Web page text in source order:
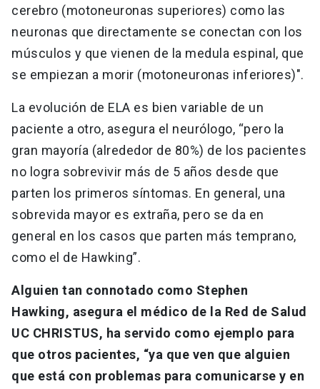
cerebro (motoneuronas superiores) como las
neuronas que directamente se conectan con los
músculos y que vienen de la medula espinal, que
se empiezan a morir (motoneuronas inferiores)".
La evolución de ELA es bien variable de un
paciente a otro, asegura el neurólogo, “pero la
gran mayoría (alrededor de 80%) de los pacientes
no logra sobrevivir más de 5 años desde que
parten los primeros síntomas. En general, una
sobrevida mayor es extraña, pero se da en
general en los casos que parten más temprano,
como el de Hawking”.
Alguien tan connotado como Stephen
Hawking, asegura el médico de la Red de Salud
UC CHRISTUS, ha servido como ejemplo para
que otros pacientes, “ya que ven que alguien
que está con problemas para comunicarse y en